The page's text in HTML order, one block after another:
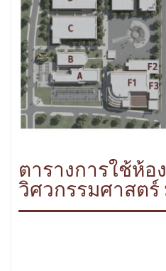
ตารางการใช้ห้
วิศวกรรมศาสตร์